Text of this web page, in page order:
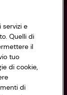
servizi e
Quelli di
il
tuo
di cookie,
di